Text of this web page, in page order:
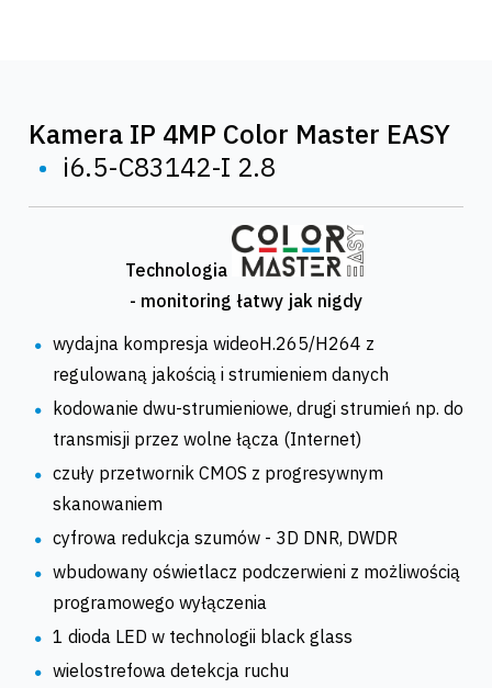
Kamera IP 4MP Color Master EASY
• i6.5-C83142-I 2.8
Technologia
- monitoring łatwy jak nigdy
wydajna kompresja wideoH.265/H264 z
regulowaną jakością i strumieniem danych
kodowanie dwu-strumieniowe, drugi strumień np. do
transmisji przez wolne łącza (Internet)
czuły przetwornik CMOS z progresywnym
skanowaniem
cyfrowa redukcja szumów - 3D DNR, DWDR
wbudowany oświetlacz podczerwieni z możliwością
programowego wyłączenia
1 dioda LED w technologii black glass
wielostrefowa detekcja ruchu